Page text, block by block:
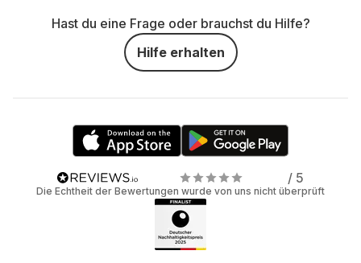
Hast du eine Frage oder brauchst du Hilfe?
Hilfe erhalten
/ 5
Die Echtheit der Bewertungen wurde von uns nicht überprüft